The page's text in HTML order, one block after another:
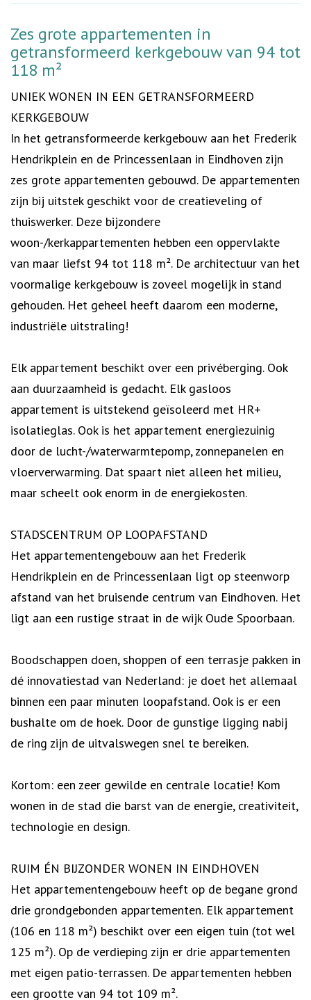
Omschrijving
Zes grote appartementen in
getransformeerd kerkgebouw van 94 tot
118 m²
UNIEK WONEN IN EEN GETRANSFORMEERD
KERKGEBOUW
In het getransformeerde kerkgebouw aan het Frederik
Hendrikplein en de Princessenlaan in Eindhoven zijn
zes grote appartementen gebouwd. De appartementen
zijn bij uitstek geschikt voor de creatieveling of
thuiswerker. Deze bijzondere
woon-/kerkappartementen hebben een oppervlakte
van maar liefst 94 tot 118 m². De architectuur van het
voormalige kerkgebouw is zoveel mogelijk in stand
gehouden. Het geheel heeft daarom een moderne,
industriële uitstraling!
Elk appartement beschikt over een privéberging. Ook
aan duurzaamheid is gedacht. Elk gasloos
appartement is uitstekend geïsoleerd met HR+
isolatieglas. Ook is het appartement energiezuinig
door de lucht-/waterwarmtepomp, zonnepanelen en
vloerverwarming. Dat spaart niet alleen het milieu,
maar scheelt ook enorm in de energiekosten.
STADSCENTRUM OP LOOPAFSTAND
Het appartementengebouw aan het Frederik
Hendrikplein en de Princessenlaan ligt op steenworp
afstand van het bruisende centrum van Eindhoven. Het
ligt aan een rustige straat in de wijk Oude Spoorbaan.
Boodschappen doen, shoppen of een terrasje pakken in
dé innovatiestad van Nederland: je doet het allemaal
binnen een paar minuten loopafstand. Ook is er een
bushalte om de hoek. Door de gunstige ligging nabij
de ring zijn de uitvalswegen snel te bereiken.
Kortom: een zeer gewilde en centrale locatie! Kom
wonen in de stad die barst van de energie, creativiteit,
technologie en design.
RUIM ÉN BIJZONDER WONEN IN EINDHOVEN
Het appartementengebouw heeft op de begane grond
drie grondgebonden appartementen. Elk appartement
(106 en 118 m²) beschikt over een eigen tuin (tot wel
125 m²). Op de verdieping zijn er drie appartementen
met eigen patio-terrassen. De appartementen hebben
een grootte van 94 tot 109 m².